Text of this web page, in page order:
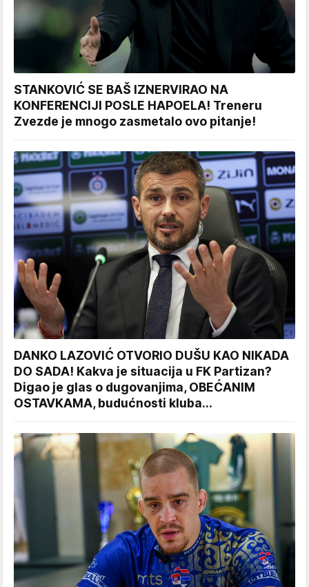
STANKOVIĆ SE BAŠ IZNERVIRAO NA
KONFERENCIJI POSLE HAPOELA! Treneru
Zvezde je mnogo zasmetalo ovo pitanje!
DANKO LAZOVIĆ OTVORIO DUŠU KAO NIKADA
DO SADA! Kakva je situacija u FK Partizan?
Digao je glas o dugovanjima, OBEĆANIM
OSTAVKAMA, budućnosti kluba...